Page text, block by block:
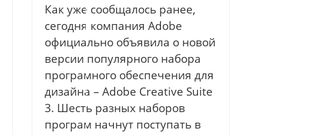
Как уже сообщалось ранее,
сегодня компания Adobe
официально объявила о новой
версии популярного набора
програмного обеспечения для
дизайна – Adobe Creative Suite
3. Шесть разных наборов
програм начнут поступать в